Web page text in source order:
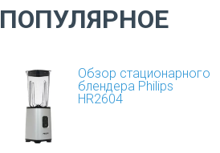
ПОПУЛЯРНОЕ
Обзор стационарного
блендера Philips
HR2604